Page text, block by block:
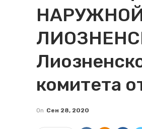
комитета
On Сен 28, 2020